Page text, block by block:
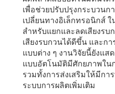
เพื่อช่วยปรับปรุงกระบวน
เปลี่ยนทางอิเล็กทรอนิกส์
สำหรับแยกและลดเสียงร
เสียงรบกวนได้ดีขึ้น และก
แบบต่าง ๆ งานวิจัยนี้ยังแส
แบบอัตโนมัติมีศักยภาพใ
รวมทั้งการส่งเสริมให้มีก
ระบบการผลิตเพิ่มเติม